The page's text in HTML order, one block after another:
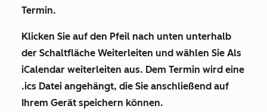
Termin.
Klicken Sie auf den Pfeil nach unten unterhalb
der Schaltfläche Weiterleiten und wählen Sie Als
iCalendar weiterleiten aus. Dem Termin wird eine
.ics Datei angehängt, die Sie anschließend auf
Ihrem Gerät speichern können.